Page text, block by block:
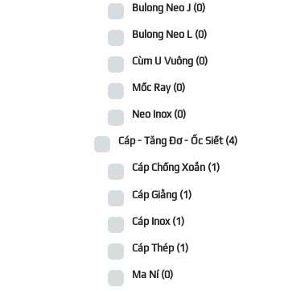
Bulong Neo J (0)
Bulong Neo L (0)
Cùm U Vuông (0)
Mốc Ray (0)
Neo Inox (0)
Cáp - Tăng Đơ - Ốc Siết (4)
Cáp Chống Xoắn (1)
Cáp Giằng (1)
Cáp Inox (1)
Cáp Thép (1)
Ma Ní (0)